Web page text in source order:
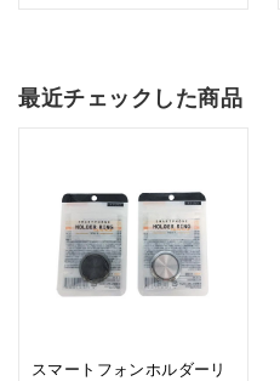
最近チェックした商品
スマートフォンホルダーリ